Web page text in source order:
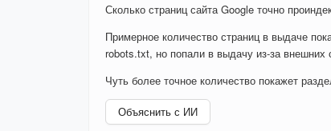
Сколько страниц сайта Google точно
Примерное количество страниц в выдаче
robots.txt, но попали в выдачу из-за внешних
Чуть более точное количество покажет
Объяснить с ИИ